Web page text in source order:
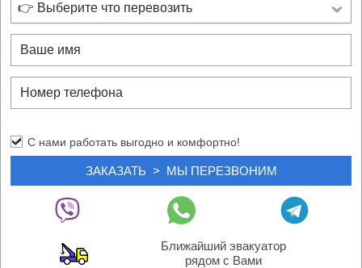
й
у
👉 Выберите что перевозить
С нами работать выгодно и комфортно!
Ближайший эвакуатор
рядом с Вами